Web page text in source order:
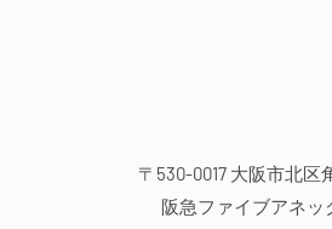
〒530-0017 大阪市北区
阪急ファイブアネッ